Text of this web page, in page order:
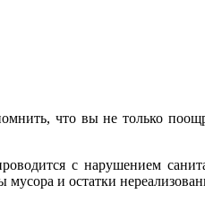
что вы не только
с нарушением
мусора и остатки